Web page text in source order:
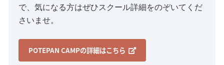
で、気になる方はぜひスクール詳細をのぞいてくだ
さいませ。
POTEPAN CAMPの詳細はこちら